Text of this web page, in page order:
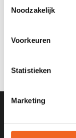
Noodzakelijk
Voorkeuren
Statistieken
Marketing
Nog niet